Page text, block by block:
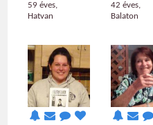
59 éves,
Hatvan
42 éves,
Balaton